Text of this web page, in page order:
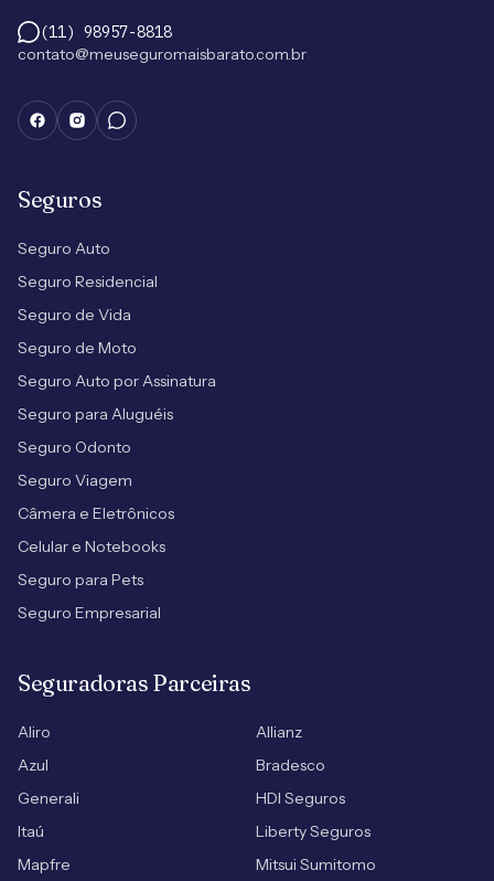
(11) 98957-8818
contato@meuseguromaisbarato.com.br
Seguros
Seguro Auto
Seguro Residencial
Seguro de Vida
Seguro de Moto
Seguro Auto por Assinatura
Seguro para Aluguéis
Seguro Odonto
Seguro Viagem
Câmera e Eletrônicos
Celular e Notebooks
Seguro para Pets
Seguro Empresarial
Seguradoras Parceiras
Aliro
Allianz
Azul
Bradesco
Generali
HDI Seguros
Itaú
Liberty Seguros
Mapfre
Mitsui Sumitomo